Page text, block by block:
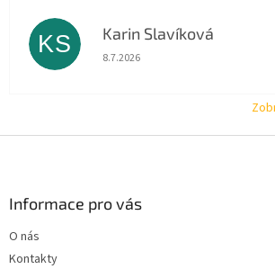
KS Karin Slavíková
Hodnocení obchodu je 5 z 5
8.7.2026
Informace pro vás
O nás
Kontakty